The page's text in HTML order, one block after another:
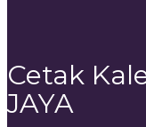
Cetak
JAYA